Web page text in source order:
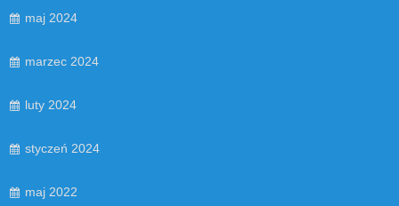
maj 2024
marzec 2024
luty 2024
styczeń 2024
maj 2022